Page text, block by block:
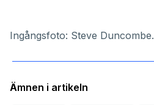
Ingångsfoto: Steve Duncombe.
Ämnen i artikeln